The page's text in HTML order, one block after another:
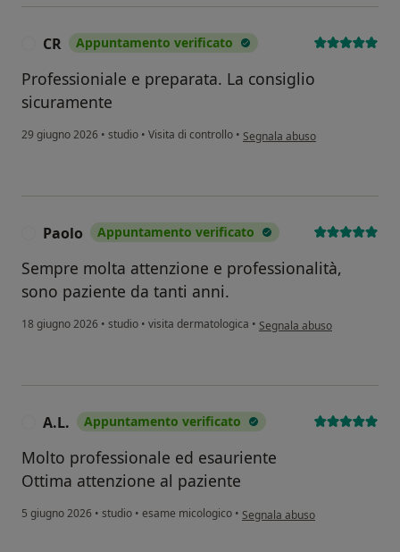
CR Appuntamento verificato
Professioniale e preparata. La consiglio
sicuramente
29 giugno 2026 • studio • Visita di controllo • secondo l'opinione dell'utente
Segnala abuso
Paolo Appuntamento verificato
Sempre molta attenzione e professionalità,
sono paziente da tanti anni.
18 giugno 2026 • studio • visita dermatologica • secondo l'opinione
Segnala abuso
A.L. Appuntamento verificato
Molto professionale ed esauriente
Ottima attenzione al paziente
5 giugno 2026 • studio • esame micologico • secondo l'opinione dell'utente
Segnala abuso